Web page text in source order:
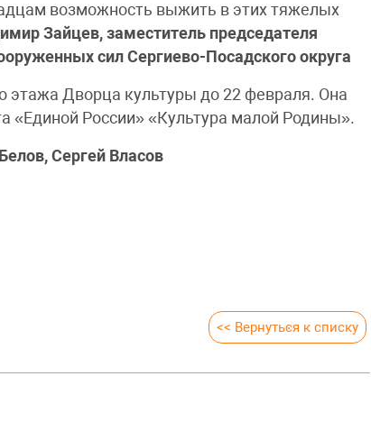
возможность выжить в этих тяжелых
Зайцев, заместитель председателя
сил Сергиево-Посадского округа
этажа Дворца культуры до 22 февраля. Она
«Единой России» «Культура малой Родины».
Сергей Власов
<< Вернуться к списку